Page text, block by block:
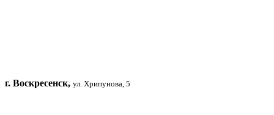
г. Воскресенск, ул. Хрипунова, 5